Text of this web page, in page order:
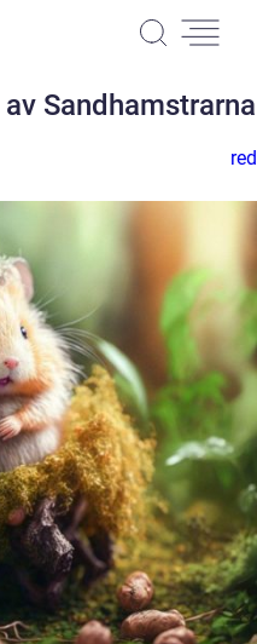
Sandhamstrarna